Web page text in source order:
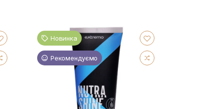
Новинка
Рекомендуємо